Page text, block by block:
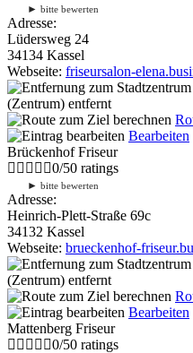
► bitte bewerten
Adresse:
Lüdersweg 24
34134 Kassel
Webseite: friseursalon-
(Zentrum) entfernt
Bearbeiten
Brückenhof Friseur
0/50 ratings
► bitte bewerten
Adresse:
Heinrich-Plett-Straße 69c
34132 Kassel
Webseite: brueckenhof-
(Zentrum) entfernt
Bearbeiten
Mattenberg Friseur
0/50 ratings